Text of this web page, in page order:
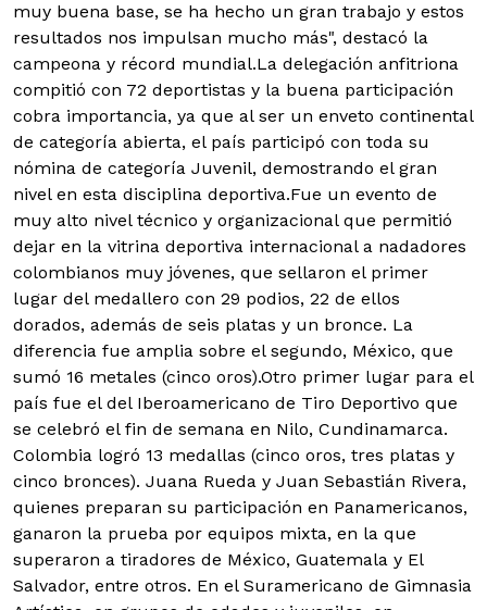
muy buena base, se ha hecho un gran trabajo y estos
resultados nos impulsan mucho más", destacó la
campeona y récord mundial.La delegación anfitriona
compitió con 72 deportistas y la buena participación
cobra importancia, ya que al ser un enveto continental
de categoría abierta, el país participó con toda su
nómina de categoría Juvenil, demostrando el gran
nivel en esta disciplina deportiva.Fue un evento de
muy alto nivel técnico y organizacional que permitió
dejar en la vitrina deportiva internacional a nadadores
colombianos muy jóvenes, que sellaron el primer
lugar del medallero con 29 podios, 22 de ellos
dorados, además de seis platas y un bronce. La
diferencia fue amplia sobre el segundo, México, que
sumó 16 metales (cinco oros).Otro primer lugar para el
país fue el del Iberoamericano de Tiro Deportivo que
se celebró el fin de semana en Nilo, Cundinamarca.
Colombia logró 13 medallas (cinco oros, tres platas y
cinco bronces). Juana Rueda y Juan Sebastián Rivera,
quienes preparan su participación en Panamericanos,
ganaron la prueba por equipos mixta, en la que
superaron a tiradores de México, Guatemala y El
Salvador, entre otros. En el Suramericano de Gimnasia